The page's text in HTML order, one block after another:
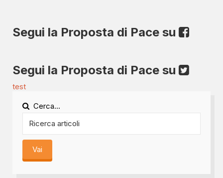
Segui la Proposta di Pace su
Segui la Proposta di Pace su
test
Cerca...
Vai